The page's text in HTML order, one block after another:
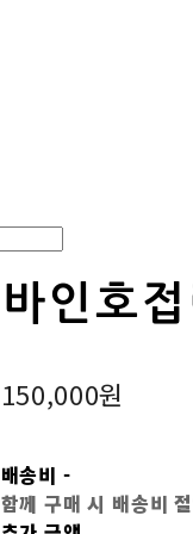
바인호
150,000원
배송비 -
함께 구매 시 배송비